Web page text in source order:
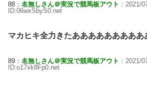
88： 名無しさん＠実況で競馬板アウト ：2021/
ID:06wxSbyS0.net
マカヒキ全力きたあああああああああ
89： 名無しさん＠実況で競馬板アウト ：2021/
ID:o17xk8Fp0.net